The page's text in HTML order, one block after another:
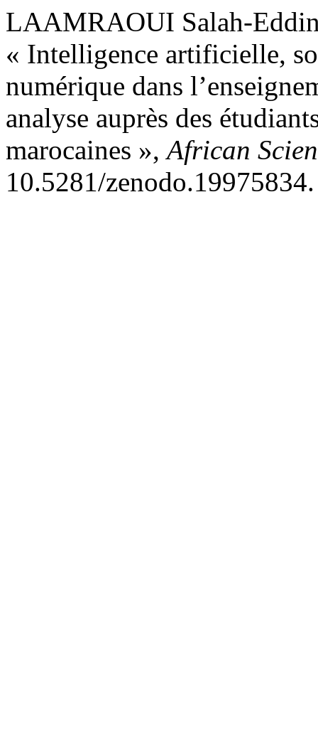
LAAMRAOUI Salah-
« Intelligence artificielle,
numérique dans
analyse auprès des
marocaines »,African
10.5281/zenodo.19975834.